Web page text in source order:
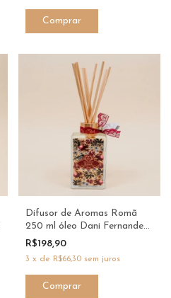
Difusor de Aromas Romã
250 ml óleo Dani Fernandes
xx
R$198,90
3 x de R$66,30 sem juros